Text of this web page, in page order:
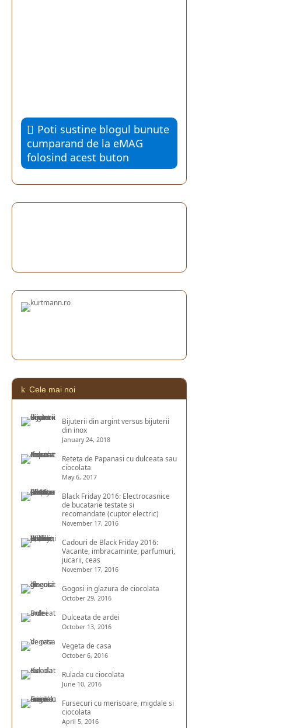
Poti sustine blogul bunute
cumparand de la eMAG
folosind acest buton
Cele mai noi
Bijuterii din argint versus bijuterii
din inox
January 24, 2018
Reteta de Papanasi cu dulceata sau
ciocolata
May 6, 2017
Black Friday 2016: Electrocasnice
de bucatarie testate si
recomandate (cuptor electric)
November 17, 2016
Cadouri de Black Friday 2016:
Vacante, imbracaminte, parfumuri,
jucarii, ceas
November 17, 2016
Gogosi in glazura de ciocolata
October 29, 2016
Dulceata de ardei
October 13, 2016
Vegeta de casa
October 6, 2016
Rulada cu ciocolata
June 10, 2016
Fursecuri cu merisoare, migdale si
ciocolata
April 5, 2016